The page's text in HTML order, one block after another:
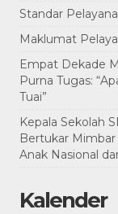
Standar
Maklumat
Empat Dekade
Purna Tugas:
Tuai”
Kepala Sekolah
Bertukar Mimbar
Anak Nasional
Kalender